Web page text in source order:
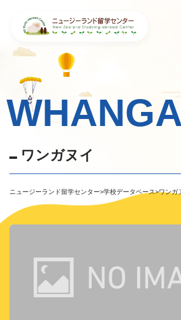
ワンガヌイ
ニュージーランド留学センター>学校データベース>ワンガ